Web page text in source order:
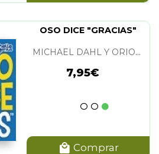
OSO DICE "GRACIAS"
MICHAEL DAHL Y ORIOL VIDAL
7,95€
Comprar